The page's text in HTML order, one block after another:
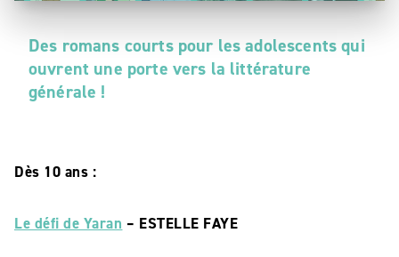
Des romans courts pour les adolescents qui
ouvrent une porte vers la littérature
générale !
Dès 10 ans :
Le défi de Yaran – ESTELLE FAYE